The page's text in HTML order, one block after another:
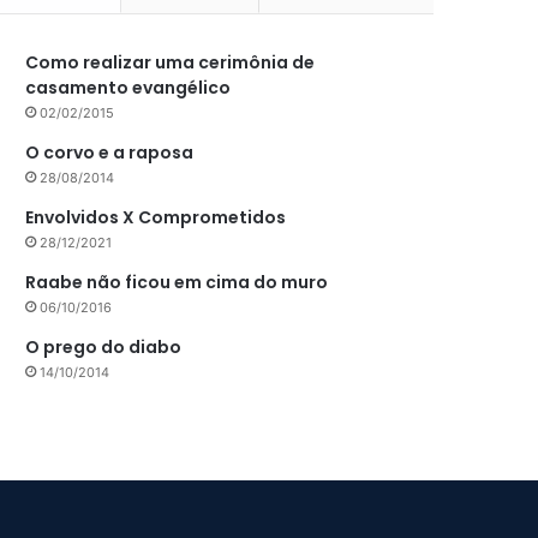
Como realizar uma cerimônia de
casamento evangélico
02/02/2015
O corvo e a raposa
28/08/2014
Envolvidos X Comprometidos
28/12/2021
Raabe não ficou em cima do muro
06/10/2016
O prego do diabo
14/10/2014